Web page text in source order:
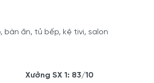
ăn, tủ bếp, kệ tivi, salon
Xưởng SX 1: 83/10